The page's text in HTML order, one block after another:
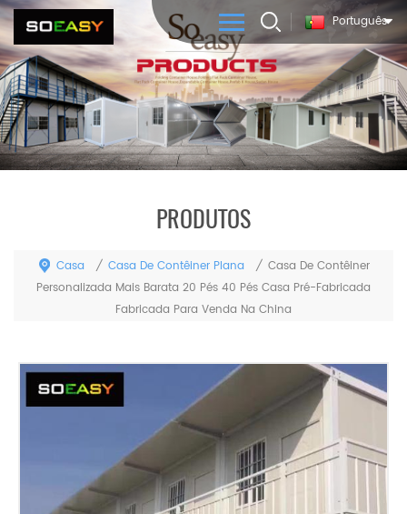
Português
PRODUTOS
Casa / Casa De Contêiner Plana / Casa De Contêiner
Personalizada Mais Barata 20 Pés 40 Pés Casa Pré-Fabricada
Fabricada Para Venda Na China